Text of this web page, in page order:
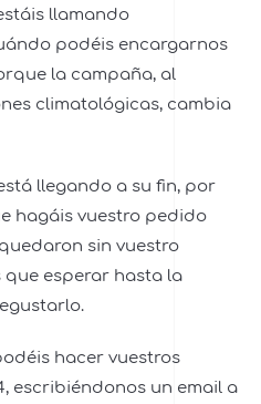
llamando
podéis encargarnos
la campaña, al
climatológicas, cambia
llegando a su fin, por
hagáis vuestro pedido
sin vuestro
que esperar hasta la
hacer vuestros
escribiéndonos un email a